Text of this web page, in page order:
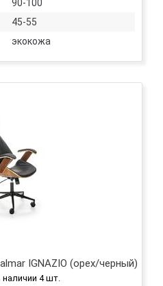
90-100
45-55
экокожа
IGNAZIO (орех/черный)
наличии 4 шт.